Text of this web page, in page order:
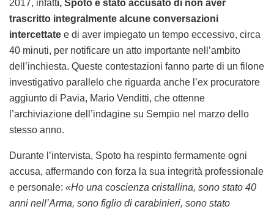
2017, infatti, Spoto è stato accusato di non aver
trascritto integralmente alcune conversazioni
intercettate e di aver impiegato un tempo eccessivo, circa
40 minuti, per notificare un atto importante nell’ambito
dell’inchiesta. Queste contestazioni fanno parte di un filone
investigativo parallelo che riguarda anche l’ex procuratore
aggiunto di Pavia, Mario Venditti, che ottenne
l’archiviazione dell’indagine su Sempio nel marzo dello
stesso anno.
Durante l’intervista, Spoto ha respinto fermamente ogni
accusa, affermando con forza la sua integrità professionale
e personale: «Ho una coscienza cristallina, sono stato 40
anni nell’Arma, sono figlio di carabinieri, sono stato